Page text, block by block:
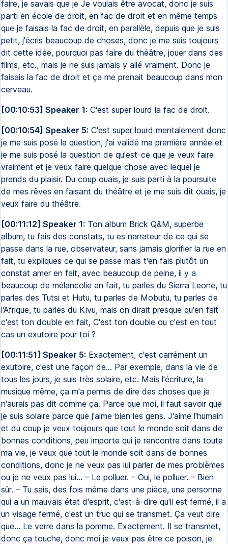
faire, je savais que je Je voulais être avocat, donc je suis
parti en école de droit, en fac de droit et en même temps
que je faisais la fac de droit, en parallèle, depuis que je suis
petit, j'écris beaucoup de choses, donc je me suis toujours
dit cette idée, pourquoi pas faire du théâtre, jouer dans des
films, etc., mais je ne suis jamais y allé vraiment. Donc je
faisais la fac de droit et ça me prenait beaucoup dans mon
cerveau.
[00:10:53] Speaker 1: C'est super lourd la fac de droit.
[00:10:54] Speaker 5: C'est super lourd mentalement donc
je me suis posé la question, j'ai validé ma première année et
je me suis posé la question de qu'est-ce que je veux faire
vraiment et je veux faire quelque chose avec lequel je
prends du plaisir. Du coup ouais, je suis parti à la poursuite
de mes rêves en faisant du théâtre et je me suis dit ouais, je
veux faire du théâtre.
[00:11:12] Speaker 1: Ton album Brick Q&M, superbe
album, tu fais des constats, tu es narrateur de ce qui se
passe dans la rue, observateur, sans jamais glorifier la rue en
fait, tu expliques ce qui se passe mais t'en fais plutôt un
constat amer en fait, avec beaucoup de peine, il y a
beaucoup de mélancolie en fait, tu parles du Sierra Leone, tu
parles des Tutsi et Hutu, tu parles de Mobutu, tu parles de
l'Afrique, tu parles du Kivu, mais on dirait presque qu'en fait
c'est ton double en fait, C'est ton double ou c'est en tout
cas un exutoire pour toi ?
[00:11:51] Speaker 5: Exactement, c'est carrément un
exutoire, c'est une façon de... Par exemple, dans la vie de
tous les jours, je suis très solaire, etc. Mais l'écriture, la
musique même, ça m'a permis de dire des choses que je
n'aurais pas dit comme ça. Parce que moi, il faut savoir que
je suis solaire parce que j'aime bien les gens. J'aime l'humain
et du coup je veux toujours que tout le monde soit dans de
bonnes conditions, peu importe qui je rencontre dans toute
ma vie, je veux que tout le monde soit dans de bonnes
conditions, donc je ne veux pas lui parler de mes problèmes
ou je ne veux pas lui… – Le polluer. – Oui, le polluer. – Bien
sûr. – Tu sais, des fois même dans une pièce, une personne
qui a un mauvais état d'esprit, c'est-à-dire qu'il est fermé, il a
un visage fermé, c'est un truc qui se transmet. Ça veut dire
que... Le verre dans la pomme. Exactement. Il se transmet,
donc ça touche, donc moi je veux pas être ce poison, je